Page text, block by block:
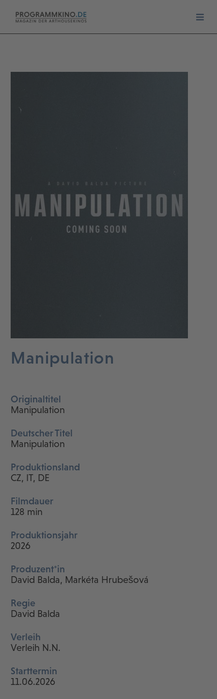
Manipulation
Originaltitel
Manipulation
Deutscher Titel
Manipulation
Produktionsland
CZ, IT, DE
Filmdauer
128 min
Produktionsjahr
2026
Produzent*in
David Balda, Markéta Hrubešová
Regie
David Balda
Verleih
Verleih N.N.
Starttermin
11.06.2026